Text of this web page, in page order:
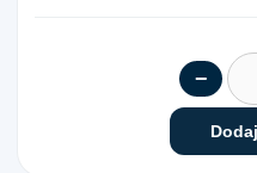
−